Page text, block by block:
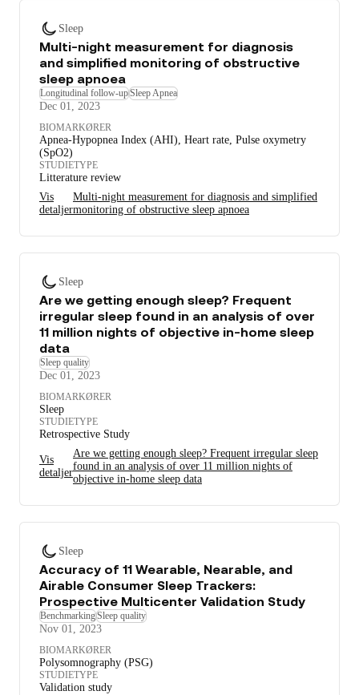
Sleep
Multi-night measurement for diagnosis
and simplified monitoring of obstructive
sleep apnoea
Longitudinal follow-upSleep Apnea
Dec 01, 2023
BIOMARKØRER
Apnea-Hypopnea Index (AHI), Heart rate, Pulse oxymetry
(SpO2)
STUDIETYPE
Litterature review
Vis
detaljer
Multi-night measurement for diagnosis and simplified
monitoring of obstructive sleep apnoea
Sleep
Are we getting enough sleep? Frequent
irregular sleep found in an analysis of over
11 million nights of objective in-home sleep
data
Sleep quality
Dec 01, 2023
BIOMARKØRER
Sleep
STUDIETYPE
Retrospective Study
Vis
detaljer
Are we getting enough sleep? Frequent irregular sleep
found in an analysis of over 11 million nights of
objective in-home sleep data
Sleep
Accuracy of 11 Wearable, Nearable, and
Airable Consumer Sleep Trackers:
Prospective Multicenter Validation Study
BenchmarkingSleep quality
Nov 01, 2023
BIOMARKØRER
Polysomnography (PSG)
STUDIETYPE
Validation study